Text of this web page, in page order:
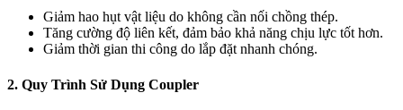
Giảm hao hụt vật liệu do không cần nối chồng thép.
Tăng cường độ liên kết, đảm bảo khả năng chịu lực tốt hơn.
Giảm thời gian thi công do lắp đặt nhanh chóng.
2. Quy Trình Sử Dụng Coupler